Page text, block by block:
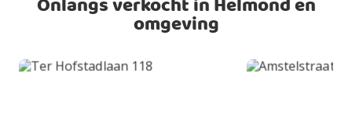
Onlangs verkocht in Helmond en
omgeving